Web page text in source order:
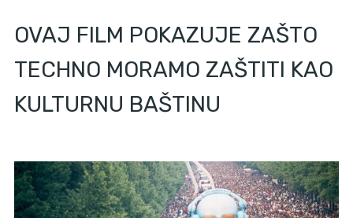
OVAJ FILM POKAZUJE ZAŠTO
TECHNO MORAMO ZAŠTITI KAO
KULTURNU BAŠTINU